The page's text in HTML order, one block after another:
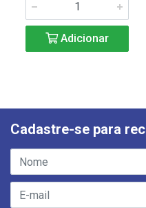
Adicionar
Cadastre-se para